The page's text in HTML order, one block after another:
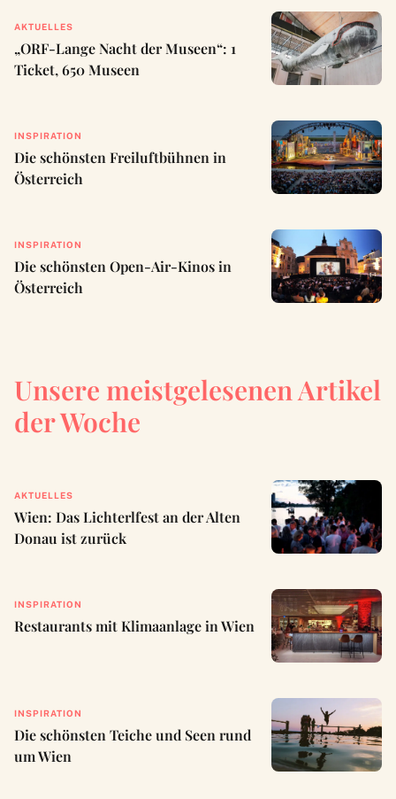
AKTUELLES
„ORF-Lange Nacht der Museen“: 1
Ticket, 650 Museen
INSPIRATION
Die schönsten Freiluftbühnen in
Österreich
INSPIRATION
Die schönsten Open-Air-Kinos in
Österreich
Unsere meistgelesenen Artikel
der Woche
AKTUELLES
Wien: Das Lichterlfest an der Alten
Donau ist zurück
INSPIRATION
Restaurants mit Klimaanlage in Wien
INSPIRATION
Die schönsten Teiche und Seen rund
um Wien